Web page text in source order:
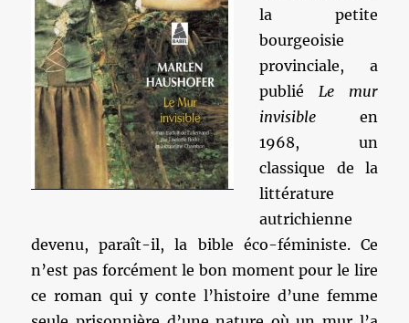
la petite
bourgeoisie
provinciale, a
publié Le mur
invisible en
1968, un
classique de la
littérature
autrichienne
devenu, paraît-il, la bible éco-féministe. Ce
n’est pas forcément le bon moment pour le lire
ce roman qui y conte l’histoire d’une femme